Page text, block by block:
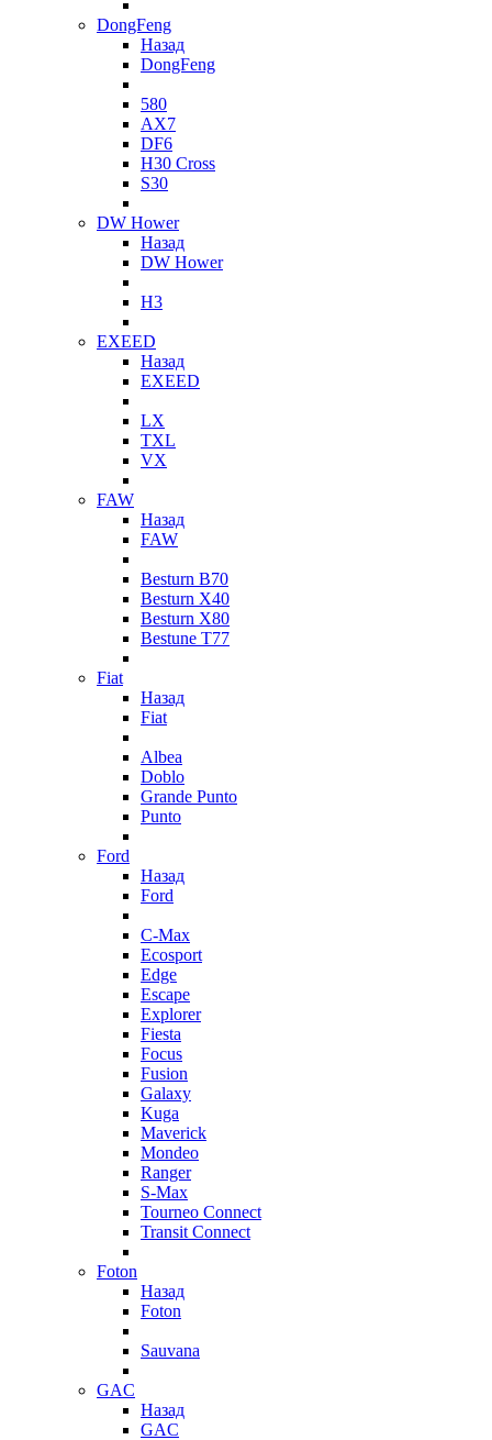
DongFeng
Назад
DongFeng
580
AX7
DF6
H30 Cross
S30
DW Hower
Назад
DW Hower
H3
EXEED
Назад
EXEED
LX
TXL
VX
FAW
Назад
FAW
Besturn B70
Besturn X40
Besturn X80
Bestune T77
Fiat
Назад
Fiat
Albea
Doblo
Grande Punto
Punto
Ford
Назад
Ford
C-Max
Ecosport
Edge
Escape
Explorer
Fiesta
Focus
Fusion
Galaxy
Kuga
Maverick
Mondeo
Ranger
S-Max
Tourneo Connect
Transit Connect
Foton
Назад
Foton
Sauvana
GAC
Назад
GAC